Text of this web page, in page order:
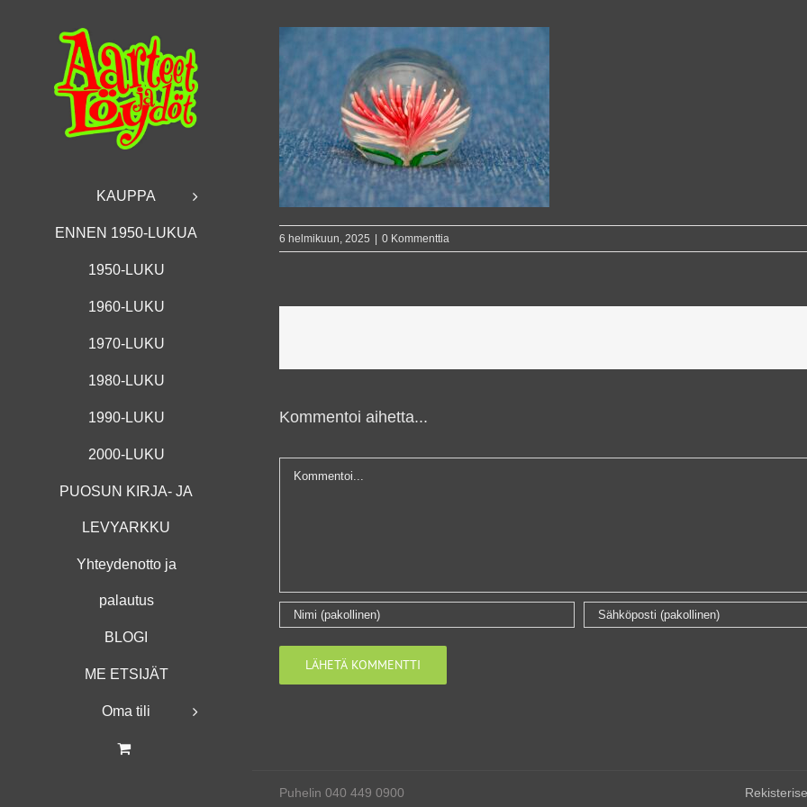
KAUPPA
ENNEN 1950-LUKUA
1950-LUKU
1960-LUKU
1970-LUKU
1980-LUKU
1990-LUKU
2000-LUKU
PUOSUN KIRJA- JA
LEVYARKKU
Yhteydenotto ja
palautus
BLOGI
ME ETSIJÄT
Oma tili
6 helmikuun, 2025 0 Kommenttia
Kommentoi aihetta...
Puhelin 040 449 0900